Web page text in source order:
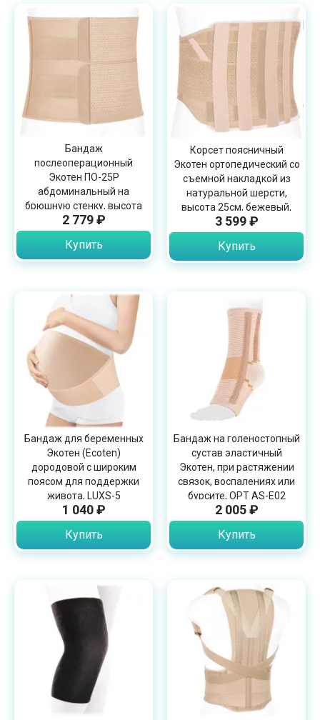
Бандаж
послеоперационный
Экотен ПО-25Р
абдоминальный на
брюшную стенку, высота
25см, бежевый
2 779 ₽
Купить
Корсет поясничный
Экотен ортопедический со
съемной накладкой из
натуральной шерсти,
высота 25см, бежевый,
ПРРС-25/2П
3 599 ₽
Купить
Бандаж для беременных
Экотен (Ecoten)
дородовой с широким
поясом для поддержки
живота, LUXS-5
1 040 ₽
Купить
Бандаж на голеностопный
сустав эластичный
Экотен, при растяжении
связок, воспалениях или
бурсите, OPT AS-E02
2 005 ₽
Купить